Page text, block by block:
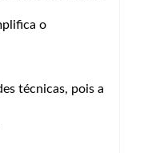
o
técnicas, pois a